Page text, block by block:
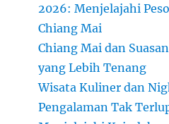
2026: Menjelajahi
Chiang Mai
Chiang Mai dan
yang Lebih Tenang
Wisata Kuliner dan
Pengalaman Tak